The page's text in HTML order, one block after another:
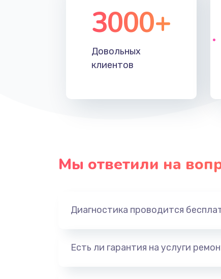
3000+
Довольных
клиентов
Мы ответили на
Диагностика проводится
Есть ли гарантия на услуги